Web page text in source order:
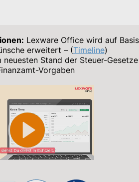
Lexware Office wird auf Basis
erweitert – (Timeline)
Stand der Steuer-Gesetze
Vorgaben